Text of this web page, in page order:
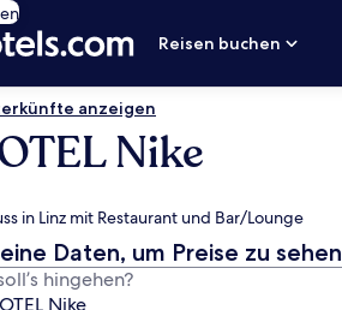
Reisen buchen
anzeigen
Nike
in Linz mit Restaurant und Bar/Lounge
Daten, um Preise zu sehen
hingehen?